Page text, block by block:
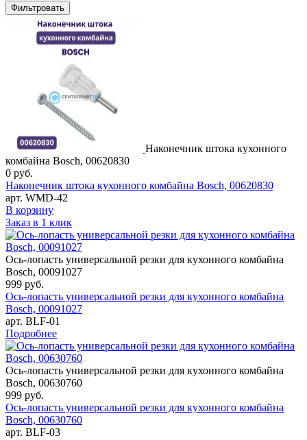
Наконечник штока кухонного
комбайна Bosch, 00620830
0 руб.
Наконечник штока кухонного комбайна Bosch, 00620830
арт. WMD-42
В корзину
Заказ в 1 клик
Ось-лопасть универсальной резки для кухонного комбайна
Bosch, 00091027
999 руб.
Ось-лопасть универсальной резки для кухонного комбайна
Bosch, 00091027
арт. BLF-01
Подробнее
Ось-лопасть универсальной резки для кухонного комбайна
Bosch, 00630760
999 руб.
Ось-лопасть универсальной резки для кухонного комбайна
Bosch, 00630760
арт. BLF-03